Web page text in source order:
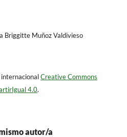
Briggitte Muñoz Valdivieso
internacionalCreative Commons
4.0.
autor/a